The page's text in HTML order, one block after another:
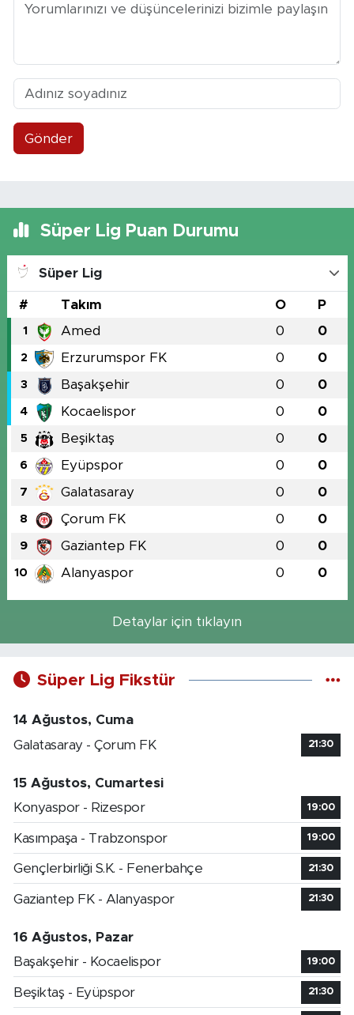
Gönder
Süper Lig Puan Durumu
Süper Lig
# Takım O P
1 Amed 0 0
2 Erzurumspor FK 0 0
3 Başakşehir 0 0
4 Kocaelispor 0 0
5 Beşiktaş 0 0
6 Eyüpspor 0 0
7 Galatasaray 0 0
8 Çorum FK 0 0
9 Gaziantep FK 0 0
10 Alanyaspor 0 0
Detaylar için tıklayın
Süper Lig Fikstür
14 Ağustos, Cuma
Galatasaray - Çorum FK
21:30
15 Ağustos, Cumartesi
Konyaspor - Rizespor
19:00
Kasımpaşa - Trabzonspor 19:00
Gençlerbirliği S.K. - Fenerbahçe 21:30
Gaziantep FK - Alanyaspor 21:30
16 Ağustos, Pazar
Başakşehir - Kocaelispor
19:00
Beşiktaş - Eyüpspor 21:30